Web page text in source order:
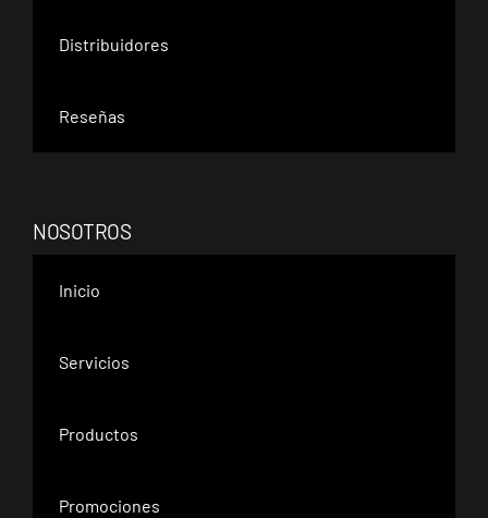
NOSOTROS
Inicio
Servicios
Productos
Promociones
Distribuidores
Reseñas